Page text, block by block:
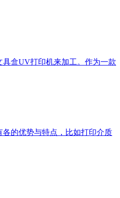
盒UV打印机来加工。作为一款
的优势与特点，比如打印介质